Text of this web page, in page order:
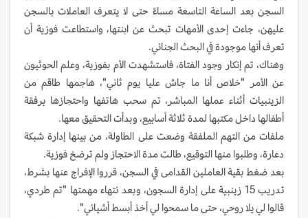
السجن بعد الساعة التاسعة مساءً حتى لا يتعرف العاملات بالسجن
عليهن، جاءت إحدى الأمهات تبحث عن ابنتها، واستطاعت فوزية أن
تعرف أنها موجودة في البحث الجنائي.
وهناك، تم إنكار وجود الفتاة، فاستشهدت الأم بفوزية، وعلم الحوثيون
عن الأمر "خلاص أنا ما جاش عليا يوم ثاني"، هاجمها طاقم من
الزينبيات أثناء عملها المباشر، تم سحب هاتفها واحتجازها برفقة
أطفالها داخل مكتبها لمدة ثلاثة أسابيع، وبدأت التحقيق معها.
ملفات من التهم الملفقة وضعت على الطاولة، من بينها إدارة شبكة
دعارة، وطلبوا منها التوقيع، طالت مدة الاحتجاز ولم ترضخ فوزية.
بعد ضغط بقية العاملين القدامى في السجن، قرروا الإفراج عنها بشرط،
تدريب 15 زينبية على إدارة السجون، وبعد نتهاء مهمتها "تم طردي،
قالوا لي يلا روحي، حتى ما سمحوا لي أخذ أبسط أشيائي".